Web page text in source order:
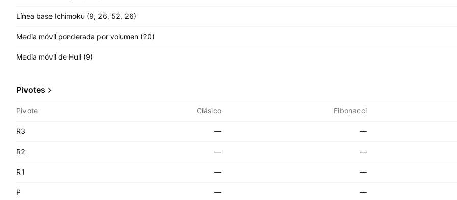
Línea base Ichimoku (9, 26, 52, 26)
Media móvil ponderada por volumen (20)
Media móvil de Hull (9)
Pivotes
Pivote Clásico Fibonacci
R3 — —
R2 — —
R1 — —
P — —